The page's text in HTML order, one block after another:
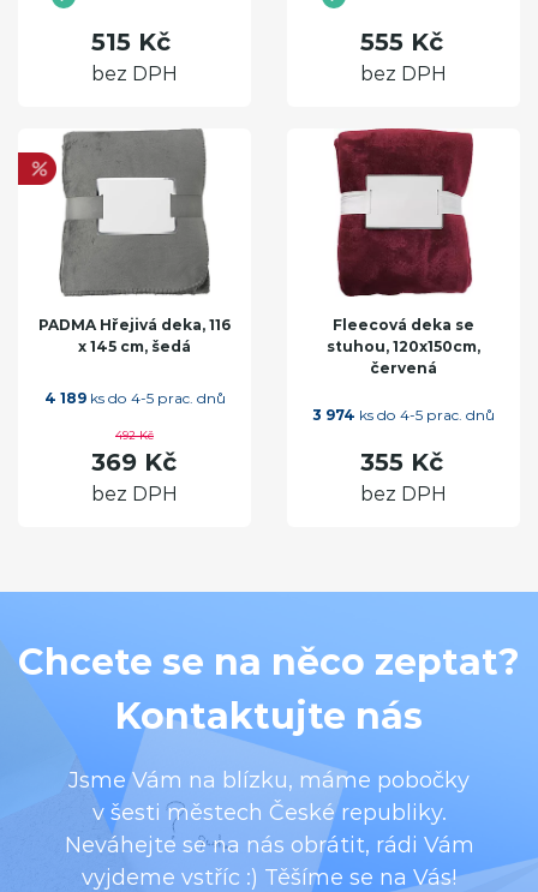
515 Kč
bez DPH
555 Kč
bez DPH
PADMA Hřejivá deka, 116
x 145 cm, šedá
4 189ks do 4-5 prac. dnů
492 Kč
369 Kč
bez DPH
Fleecová deka se
stuhou, 120x150cm,
červená
3 974 ks do 4-5 prac. dnů
355 Kč
bez DPH
Chcete se na něco zeptat?
Kontaktujte nás
Jsme Vám na blízku, máme pobočky
v šesti městech České republiky.
Neváhejte se na nás obrátit, rádi Vám
vyjdeme vstříc :) Těšíme se na Vás!